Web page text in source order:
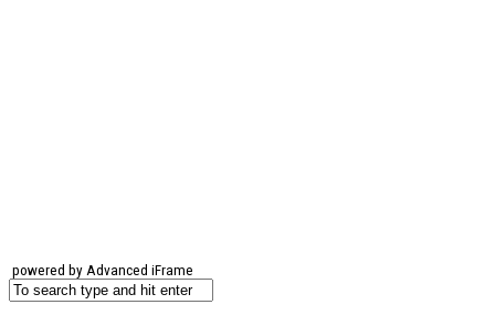
powered by Advanced iFrame